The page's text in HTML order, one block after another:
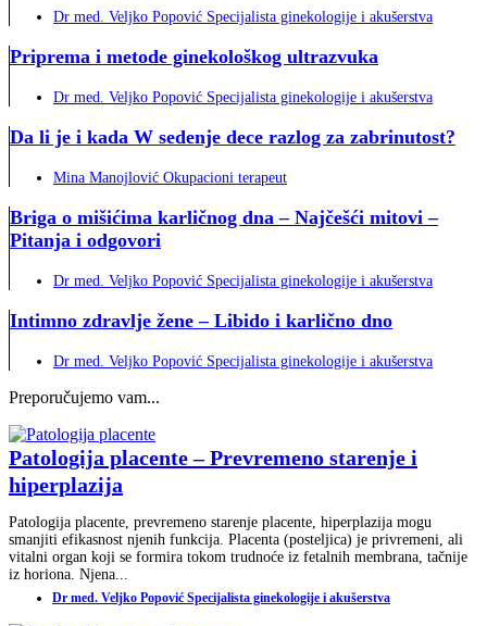
Dr med. Veljko Popović Specijalista ginekologije i akušerstva
Priprema i metode ginekološkog ultrazvuka
Dr med. Veljko Popović Specijalista ginekologije i akušerstva
Da li je i kada W sedenje dece razlog za zabrinutost?
Mina Manojlović Okupacioni terapeut
Briga o mišićima karličnog dna – Najčešći mitovi –
Pitanja i odgovori
Dr med. Veljko Popović Specijalista ginekologije i akušerstva
Intimno zdravlje žene – Libido i karlično dno
Dr med. Veljko Popović Specijalista ginekologije i akušerstva
Preporučujemo vam...
Patologija placente – Prevremeno starenje i
hiperplazija
Patologija placente, prevremeno starenje placente, hiperplazija mogu
smanjiti efikasnost njenih funkcija. Placenta (posteljica) je privremeni, ali
vitalni organ koji se formira tokom trudnoće iz fetalnih membrana, tačnije
iz horiona. Njena...
Dr med. Veljko Popović Specijalista ginekologije i akušerstva